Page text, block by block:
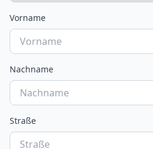
Vorname
Nachname
Straße